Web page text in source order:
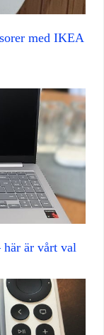
med IKEA
är vårt val